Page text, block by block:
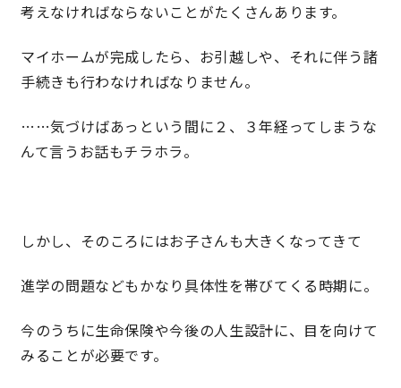
快適な室内環境へのこだわり
生涯続く安心のアフターフォロー
ラインナップ
Groovin’
Glass Arts
考えなければならないことがたくさんあります。
マイホームが完成したら、お引越しや、それに伴う諸
手続きも行わなければなりません。
……気づけばあっという間に２、３年経ってしまうな
んて言うお話もチラホラ。
しかし、そのころにはお子さんも大きくなってきて
進学の問題などもかなり具体性を帯びてくる時期に。
今のうちに生命保険や今後の人生設計に、目を向けて
みることが必要です。